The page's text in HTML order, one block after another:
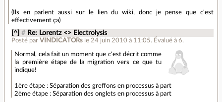
(Ils en parlent aussi sur le lien du wiki, donc je pense que c'est
effectivement ça)
[^] # Re: Lorentz <> Electrolysis
Posté parVINDICATORs le 24 juin 2010 à 11:05. Évalué à6.
Normal, cela fait un moment que c'est décrit comme
la première étape de la migration vers ce que tu
indique!
1ère étape : Séparation des greffons en processus à part
2ème étape : Séparation des onglets en processus à part